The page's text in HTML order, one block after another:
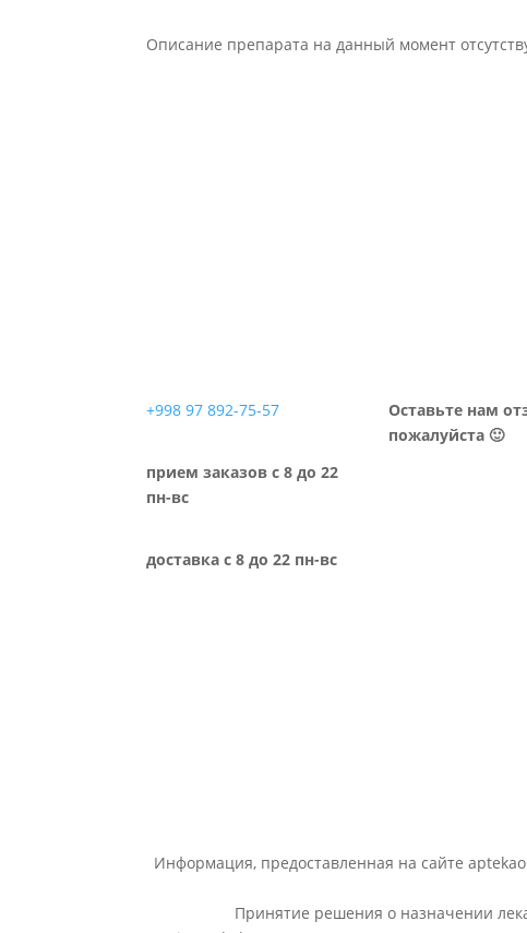
Описание препарата на данный момент
+998 97 892-75-57
прием заказов с 8 до 22
пн-вс
доставка с 8 до 22 пн-вс
Оставьте нам
пожалуйста 🙂
Информация, предоставленная на сайте
Принятие решения о назначении